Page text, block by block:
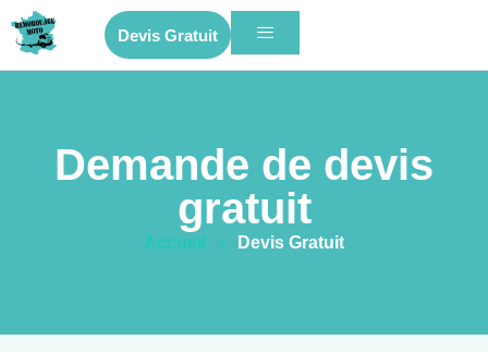
Devis Gratuit
Demande de devis
gratuit
Accueil » Devis Gratuit